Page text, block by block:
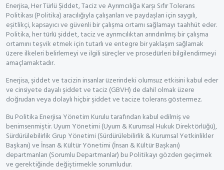
Enerjisa, Her Türlü Şiddet, Taciz ve Ayrımcılığa Karşı Sıfır Tolerans
Politikası (Politika) aracılığıyla çalışanları ve paydaşları için saygılı,
eşitlikçi, kapsayıcı ve güvenli bir çalışma ortamı sağlamayı taahhüt eder.
Politika, her türlü şiddet, taciz ve ayrımcılıktan arındırılmış bir çalışma
ortamını teşvik etmek için tutarlı ve entegre bir yaklaşım sağlamak
üzere ilkeleri belirlemeyi ve ilgili süreçler ve prosedürleri bilgilendirmeyi
amaçlamaktadır.
Enerjisa, şiddet ve tacizin insanlar üzerindeki olumsuz etkisini kabul eder
ve cinsiyete dayalı şiddet ve taciz (GBVH) de dahil olmak üzere
doğrudan veya dolaylı hiçbir şiddet ve tacize tolerans göstermez.
Bu Politika Enerjisa Yönetim Kurulu tarafından kabul edilmiş ve
benimsenmiştir. Uyum Yönetimi (Uyum & Kurumsal Hukuk Direktörlüğü),
Sürdürülebilirlik Grup Yönetimi (Sürdürülebilirlik & Kurumsal Yetkinlikler
Başkanı) ve İnsan & Kültür Yönetimi (İnsan & Kültür Başkanı)
departmanları (Sorumlu Departmanlar) bu Politikayı gözden geçirmek
ve gerektiğinde değiştirmekle sorumludur.